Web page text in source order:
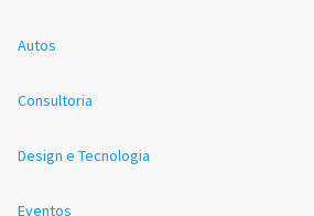
Autos
Consultoria
Design e Tecnologia
Eventos